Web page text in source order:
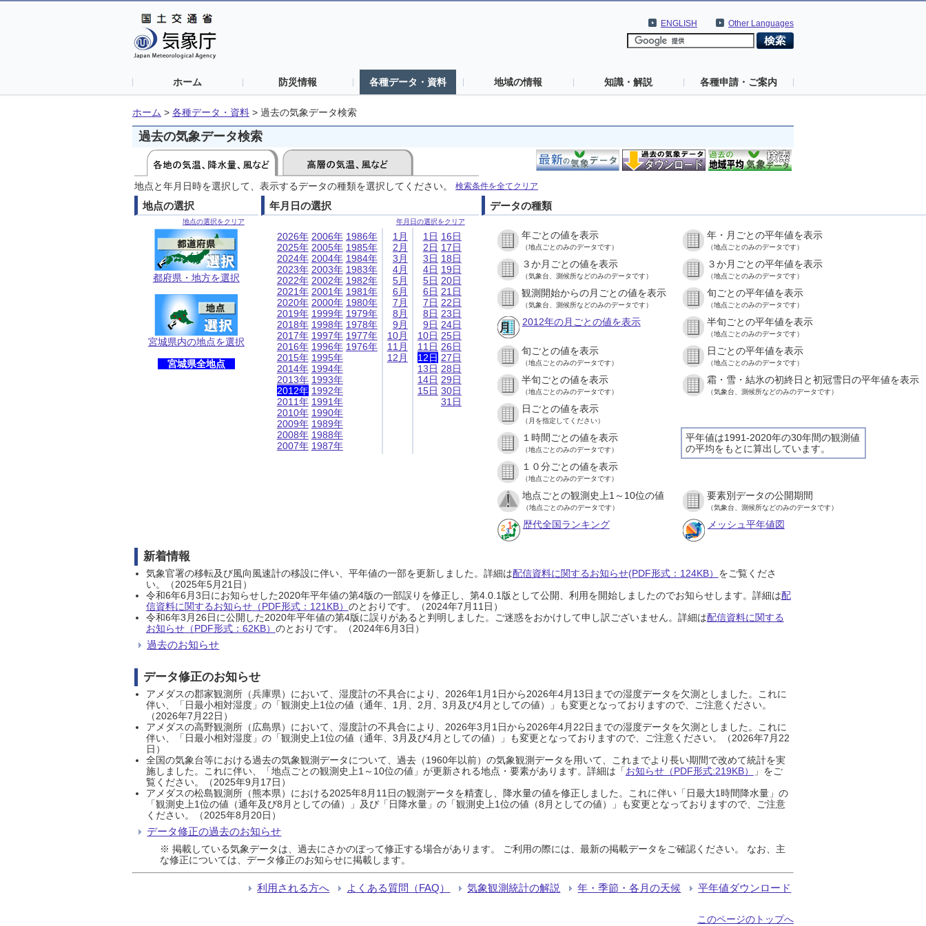
Other Languages
ENGLISH
ホーム 防災情報 各種データ・資料 地域の情報 知識・解説 各種申請・ご案内
ホーム > 各種データ・資料 > 過去の気象データ検索
過去の気象データ検索
地点と年月日時を選択して、表示するデータの種類を選択してください。 検索条件を全てクリア
地点の選択
地点の選択をクリア
都府県・地方を選択
宮城県内の地点を選択
宮城県全地点
年月日の選択
年月日の選択をクリア
2026年
2025年
2024年
2023年
2022年
2021年
2020年
2019年
2018年
2017年
2016年
2015年
2014年
2013年
2012年
2011年
2010年
2009年
2008年
2007年
2006年
2005年
2004年
2003年
2002年
2001年
2000年
1999年
1998年
1997年
1996年
1995年
1994年
1993年
1992年
1991年
1990年
1989年
1988年
1987年
1986年
1985年
1984年
1983年
1982年
1981年
1980年
1979年
1978年
1977年
1976年
1月
2月
3月
4月
5月
6月
7月
8月
9月
10月
11月
12月
1日
2日
3日
4日
5日
6日
7日
8日
9日
10日
11日
12日
13日
14日
15日
16日
17日
18日
19日
20日
21日
22日
23日
24日
25日
26日
27日
28日
29日
30日
31日
データの種類
年ごとの値を表示
（地点ごとのみのデータです）
年・月ごとの平年値を表示
（地点ごとのみのデータです）
３か月ごとの値を表示
（気象台、測候所などのみのデータです）
３か月ごとの平年値を表示
（地点ごとのみのデータです）
観測開始からの月ごとの値を表示
（気象台、測候所などのみのデータです）
旬ごとの平年値を表示
（地点ごとのみのデータです）
2012年の月ごとの値を表示 半旬ごとの平年値を表示
（地点ごとのみのデータです）
旬ごとの値を表示
（地点ごとのみのデータです）
日ごとの平年値を表示
（地点ごとのみのデータです）
半旬ごとの値を表示
（地点ごとのみのデータです）
霜・雪・結氷の初終日と初冠雪日の平年値を表示
（気象台、測候所などのみのデータです）
日ごとの値を表示
（月を指定してください）
平年値は1991-2020年の30年間の観測値
の平均をもとに算出しています。
１時間ごとの値を表示
（地点ごとのみのデータです）
１０分ごとの値を表示
（地点ごとのみのデータです）
地点ごとの観測史上1～10位の値
（地点ごとのみのデータです）
要素別データの公開期間
（気象台、測候所などのみのデータです）
歴代全国ランキング メッシュ平年値図
新着情報
気象官署の移転及び風向風速計の移設に伴い、平年値の一部を更新しました。詳細は配信資料に関するお知らせ(PDF形式：124KB） をご覧くださ
い。（2025年5月21日）
令和6年6月3日にお知らせした2020年平年値の第4版の一部誤りを修正し、第4.0.1版として公開、利用を開始しましたのでお知らせします。詳細は配
信資料に関するお知らせ（PDF形式：121KB） のとおりです。（2024年7月11日）
令和6年3月26日に公開した2020年平年値の第4版に誤りがあると判明しました。ご迷惑をおかけして申し訳ございません。詳細は配信資料に関する
お知らせ（PDF形式：62KB） のとおりです。（2024年6月3日）
過去のお知らせ
データ修正のお知らせ
アメダスの郡家観測所（兵庫県）において、湿度計の不具合により、2026年1月1日から2026年4月13日までの湿度データを欠測としました。これに
伴い、「日最小相対湿度」の「観測史上1位の値（通年、1月、2月、3月及び4月としての値）」も変更となっておりますので、ご注意ください。
（2026年7月22日）
アメダスの高野観測所（広島県）において、湿度計の不具合により、2026年3月1日から2026年4月22日までの湿度データを欠測としました。これに
伴い、「日最小相対湿度」の「観測史上1位の値（通年、3月及び4月としての値）」も変更となっておりますので、ご注意ください。（2026年7月22
日）
全国の気象台等における過去の気象観測データについて、過去（1960年以前）の気象観測データを用いて、これまでより長い期間で改めて統計を実
施しました。これに伴い、「地点ごとの観測史上1～10位の値」が更新される地点・要素があります。詳細は「お知らせ（PDF形式:219KB）
」をご
覧ください。（2025年9月17日）
アメダスの松島観測所（熊本県）における2025年8月11日の観測データを精査し、降水量の値を修正しました。これに伴い「日最大1時間降水量」の
「観測史上1位の値（通年及び8月としての値）」及び「日降水量」の「観測史上1位の値（8月としての値）」も変更となっておりますので、ご注意
ください。（2025年8月20日）
データ修正の過去のお知らせ
※ 掲載している気象データは、過去にさかのぼって修正する場合があります。 ご利用の際には、最新の掲載データをご確認ください。 なお、主
な修正については、データ修正のお知らせに掲載します。
利用される方へ よくある質問（FAQ） 気象観測統計の解説 年・季節・各月の天候 平年値ダウンロード
このページのトップへ